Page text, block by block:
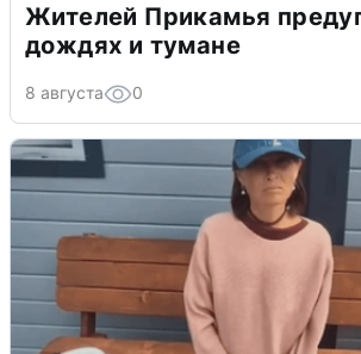
Жителей Прикамья
дождях и тумане
8 августа 0